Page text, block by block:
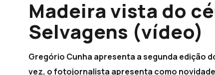
Madeira vista do
Selvagens (vídeo)
Gregório Cunha apresenta a segunda edição
vez, o fotojornalista apresenta como